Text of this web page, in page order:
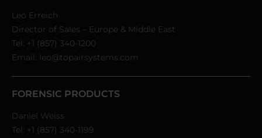
Leo Erreich
Director of Sales – Europe & Middle East
Tel: +1 (857) 340-1200
Email: leo@topairsystems.com
FORENSIC PRODUCTS
Daniel Weiss
Tel: +1 (857) 340-1199